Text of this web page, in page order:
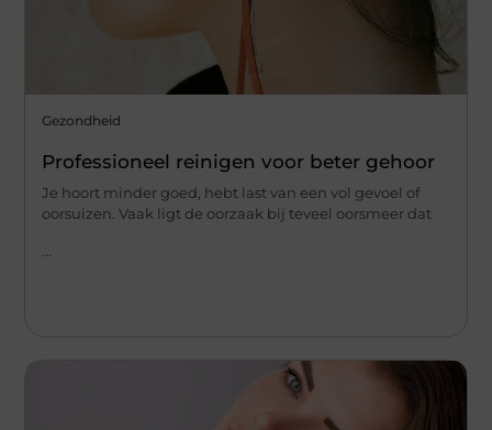
Gezondheid
Professioneel reinigen voor beter gehoor
Je hoort minder goed, hebt last van een vol gevoel of
oorsuizen. Vaak ligt de oorzaak bij teveel oorsmeer dat